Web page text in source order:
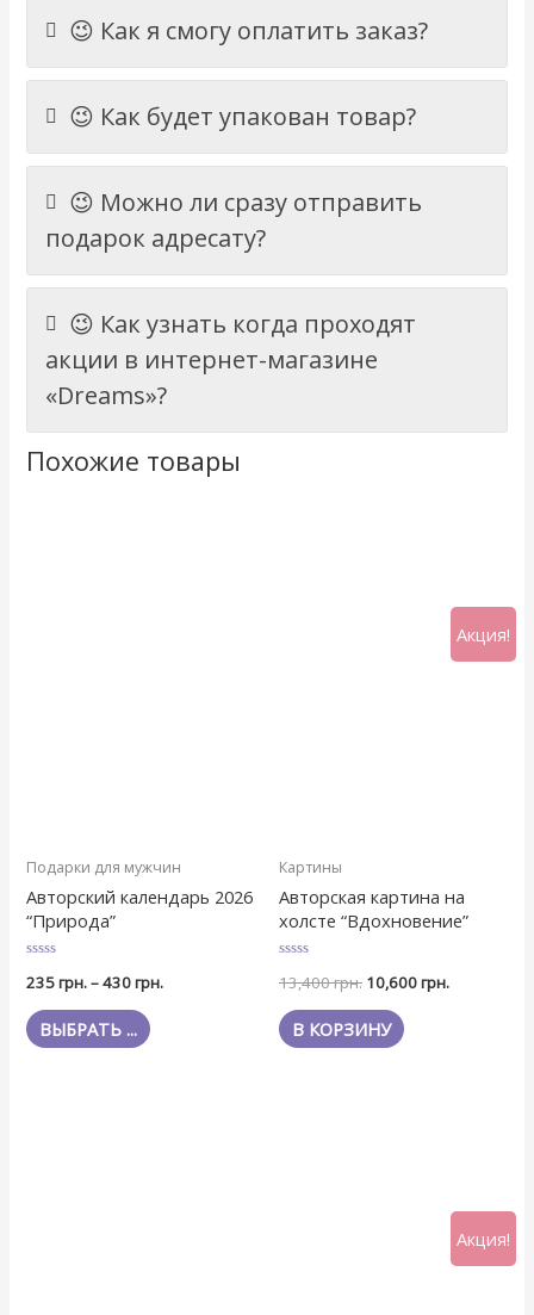
😉 Как я смогу оплатить заказ?
😉 Как будет упакован товар?
😉 Можно ли сразу отправить
подарок адресату?
😉 Как узнать когда проходят
акции в интернет-магазине
«Dreams»?
Похожие товары
Подарки для мужчин
Авторский календарь 2026
“Природа”
0
5
235грн.–430грн.
ВЫБРАТЬ ...
Акция!
Картины
Авторская картина на
холсте “Вдохновение”
0
5
13,400грн. 10,600грн.
В КОРЗИНУ
Акция!